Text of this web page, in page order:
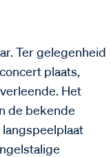
Ter gelegenheid
plaats,
Het
de bekende
langspeelplaat